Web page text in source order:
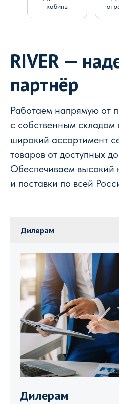
кабины
RIVER —
партнёр
Работаем напрямую от
с собственным складом
широкий ассортимент
товаров от доступных
Обеспечиваем высокий
и поставки по всей
Дилерам